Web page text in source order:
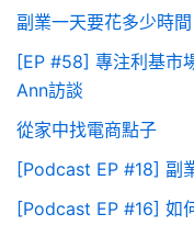
副業一天要花多少時間
[EP #58] 專注利基市
Ann訪談
從家中找電商點子
[Podcast EP #18] 副
[Podcast EP #16] 如